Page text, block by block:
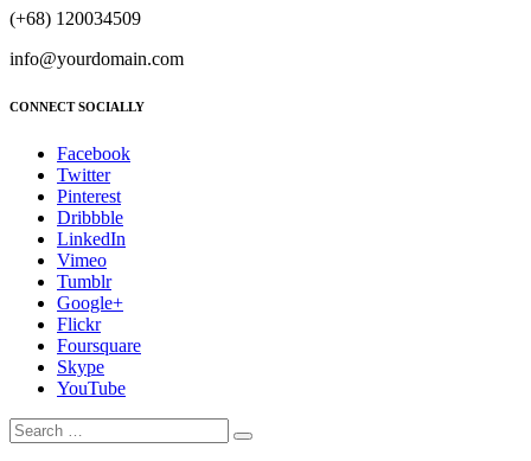
(+68) 120034509
info@yourdomain.com
CONNECT SOCIALLY
Facebook
Twitter
Pinterest
Dribbble
LinkedIn
Vimeo
Tumblr
Google+
Flickr
Foursquare
Skype
YouTube